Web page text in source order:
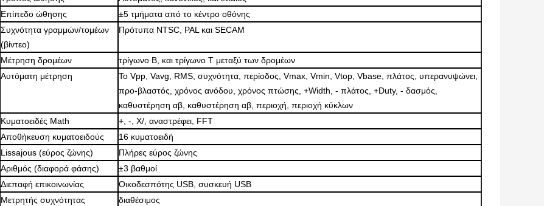
Επίπεδο ώθησης
±5 τμήματα από το κέντρο οθόνης
Συχνότητα γραμμών/τομέων
(βίντεο)
Πρότυπα NTSC, PAL και SECAM
Μέτρηση δρομέων
τρίγωνο Β, και τρίγωνο Τ μεταξύ των δρομέων
Αυτόματη μέτρηση
Το Vpp, Vavg, RMS, συχνότητα, περίοδος, Vmax, Vmin, Vtop, Vbase, πλάτος, υπερανυψώνει,
προ-βλαστός, χρόνος ανόδου, χρόνος πτώσης, +Width, - πλάτος, +Duty, - δασμός,
καθυστέρηση αβ, καθυστέρηση αβ, περιοχή, περιοχή κύκλων
Κυματοειδές Math
+, -, Χ/, αναστρέφει, FFT
Αποθήκευση κυματοειδούς
16 κυματοειδή
Lissajous (εύρος ζώνης)
Πλήρες εύρος ζώνης
Αριθμός (διαφορά φάσης)
±3 βαθμοί
Διεπαφή επικοινωνίας
Οικοδεσπότης USB, συσκευή USB
Μετρητής συχνότητας
διαθέσιμος